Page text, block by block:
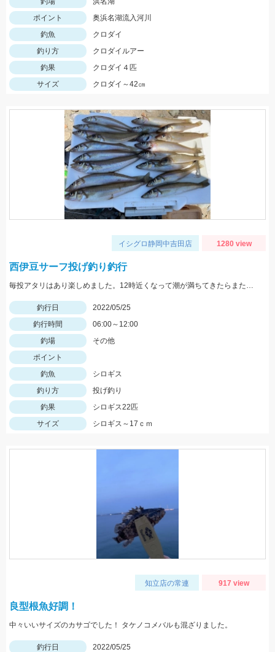
ポイント
奥浜名湖流入河川
釣魚
クロダイ
釣り方
クロダイルアー
釣果
クロダイ４匹
サイズ
クロダイ～42㎝
イシグロ静岡中吉田店 1280 view
西伊豆サーフ投げ釣り釣行
毎投アタリはあり楽しめました。12時近くなって潮が満ちてきたらまた食い良くなりましたが、エサ切れで終了しました。エサは赤イソメでした。
釣行日
2022/05/25
釣行時間
06:00～12:00
釣場
その他
ポイント
釣魚
シロギス
釣り方
投げ釣り
釣果
シロギス22匹
サイズ
シロギス～17ｃｍ
知立店の常連 917 view
良型根魚好調！
中々いいサイズのカサゴでした！ タケノコメバルも混ざりました。
釣行日
2022/05/25